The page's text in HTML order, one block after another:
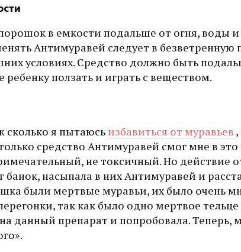
в емкости подальше от огня, воды и
Антимуравей следует в
условиях. Средство должно быть
ребенку ползать и играть с веществом.
сколько я пытаюсь избавиться от муравьев
средство Антимуравей смог мне в
не токсичный. Но действие
насыпала в них Антимуравей и
были мертвые муравьи, их было очень
так как было одно мертвое
данный препарат и попробовала. Теперь,